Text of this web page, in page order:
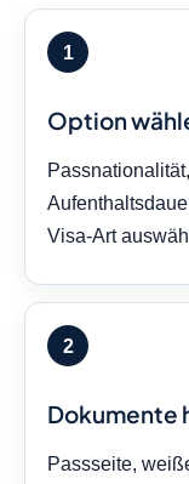
Option
Visa-Art
Dokumente
Passseite,